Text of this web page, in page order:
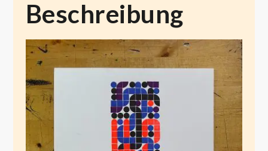
Beschreibung